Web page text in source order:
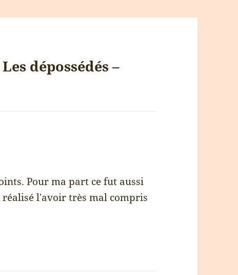
dépossédés –
Pour ma part ce fut aussi
réalisé l'avoir très mal compris